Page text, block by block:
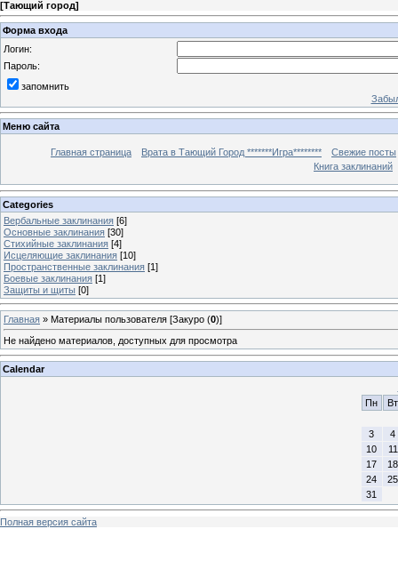
[Тающий город]
Форма входа
Логин:
Пароль:
запомнить
Меню сайта
Главная страница Врата в Тающий Город *******Игра********
Свежие посты
Книга заклинаний
Categories
Вербальные заклинания [6]
Основные заклинания [30]
Стихийные заклинания [4]
Исцеляющие заклинания [10]
Пространственные заклинания [1]
Боевые заклинания [1]
Защиты и щиты [0]
Главная » Материалы пользователя [Закуро (0)]
Не найдено материалов, доступных для просмотра
Calendar
Пн
Вт
3
4
10
11
17
18
24
25
31
Полная версия сайта